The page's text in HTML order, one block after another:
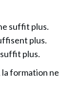
suffit plus.
plus.
plus.
la formation ne